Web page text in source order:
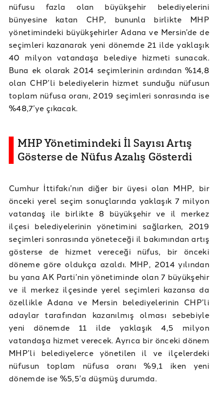
nüfusu fazla olan büyükşehir belediyelerini
bünyesine katan CHP, bununla birlikte MHP
yönetimindeki büyükşehirler Adana ve Mersin’de de
seçimleri kazanarak yeni dönemde 21 ilde yaklaşık
40 milyon vatandaşa belediye hizmeti sunacak.
Buna ek olarak 2014 seçimlerinin ardından %14,8
olan CHP’li belediyelerin hizmet sunduğu nüfusun
toplam nüfusa oranı, 2019 seçimleri sonrasında ise
%48,7’ye çıkacak.
MHP Yönetimindeki İl Sayısı Artış
Gösterse de Nüfus Azalış Gösterdi
Cumhur İttifakı’nın diğer bir üyesi olan MHP, bir
önceki yerel seçim sonuçlarında yaklaşık 7 milyon
vatandaş ile birlikte 8 büyükşehir ve il merkez
ilçesi belediyelerinin yönetimini sağlarken, 2019
seçimleri sonrasında yöneteceği il bakımından artış
gösterse de hizmet vereceği nüfus, bir önceki
döneme göre oldukça azaldı. MHP, 2014 yılından
bu yana AK Parti’nin yönetiminde olan 7 büyükşehir
ve il merkez ilçesinde yerel seçimleri kazansa da
özellikle Adana ve Mersin belediyelerinin CHP’li
adaylar tarafından kazanılmış olması sebebiyle
yeni dönemde 11 ilde yaklaşık 4,5 milyon
vatandaşa hizmet verecek. Ayrıca bir önceki dönem
MHP’li belediyelerce yönetilen il ve ilçelerdeki
nüfusun toplam nüfusa oranı %9,1 iken yeni
dönemde ise %5,5’a düşmüş durumda.